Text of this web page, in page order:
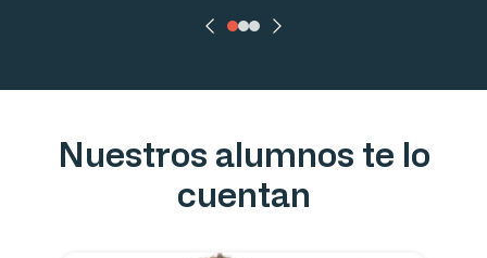
Nuestros alumnos te lo
cuentan